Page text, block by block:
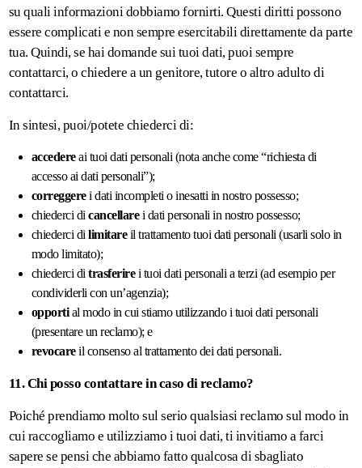
su quali informazioni dobbiamo fornirti. Questi diritti possono
essere complicati e non sempre esercitabili direttamente da parte
tua. Quindi, se hai domande sui tuoi dati, puoi sempre
contattarci, o chiedere a un genitore, tutore o altro adulto di
contattarci.
In sintesi, puoi/potete chiederci di:
accedereai tuoi dati personali (nota anche come “richiesta di
accesso ai dati personali”);
correggerei dati incompleti o inesatti in nostro possesso;
chiederci di cancellarei dati personali in nostro possesso;
chiederci di limitareil trattamento tuoi dati personali (usarli solo in
modo limitato);
chiederci di trasferirei tuoi dati personali a terzi (ad esempio per
condividerli con un’agenzia);
opportial modo in cui stiamo utilizzando i tuoi dati personali
(presentare un reclamo); e
revocareil consenso al trattamento dei dati personali.
11. Chi posso contattare in caso di reclamo?
Poiché prendiamo molto sul serio qualsiasi reclamo sul modo in
cui raccogliamo e utilizziamo i tuoi dati, ti invitiamo a farci
sapere se pensi che abbiamo fatto qualcosa di sbagliato